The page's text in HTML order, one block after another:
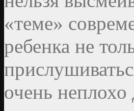
«теме»
ребенка не
очень